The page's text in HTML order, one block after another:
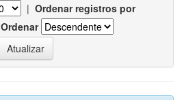
| Ordenar registros por
Ordenar